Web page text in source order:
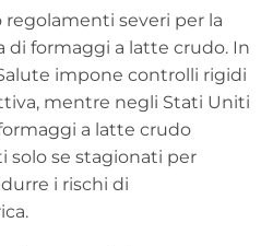
severi per la
di formaggi a latte crudo. In
impone controlli rigidi
mentre negli Stati Uniti
a latte crudo
solo se stagionati per
i rischi di